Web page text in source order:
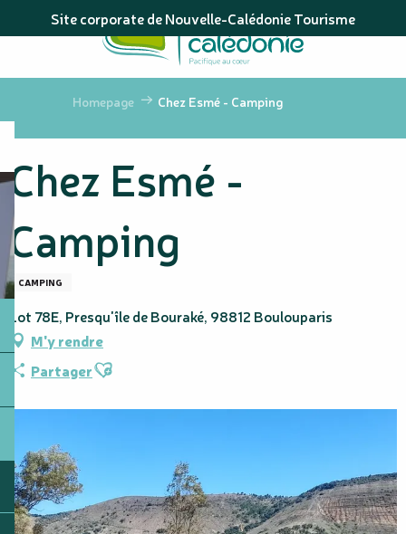
au
principal
Site corporate de Nouvelle-Calédonie Tourisme
Homepage Chez Esmé - Camping
Chez Esmé -
Camping
CAMPING
Lot 78E, Presqu'île de Bouraké, 98812 Boulouparis
M'y rendre
PartagerAjouter aux favoris